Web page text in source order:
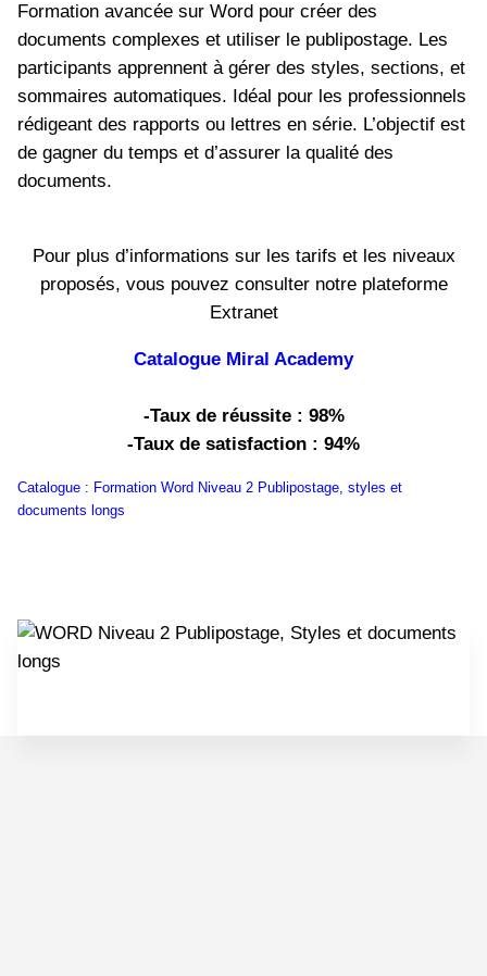
Formation avancée sur Word pour créer des
documents complexes et utiliser le publipostage. Les
participants apprennent à gérer des styles, sections, et
sommaires automatiques. Idéal pour les professionnels
rédigeant des rapports ou lettres en série. L’objectif est
de gagner du temps et d’assurer la qualité des
documents.
Pour plus d’informations sur les tarifs et les niveaux
proposés, vous pouvez consulter notre plateforme
Extranet
Catalogue Miral Academy
-Taux de réussite : 98%
-Taux de satisfaction : 94%
Catalogue : Formation Word Niveau 2 Publipostage, styles et
documents longs